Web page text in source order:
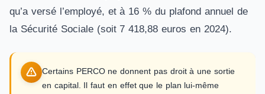
qu’a versé l’employé, et à 16 % du plafond annuel de
la Sécurité Sociale (soit 7 418,88 euros en 2024).
Certains PERCO ne donnent pas droit à une sortie
en capital. Il faut en effet que le plan lui-même